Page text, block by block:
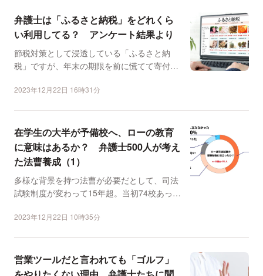
弁護士は「ふるさと納税」をどれくら
い利用してる？ アンケート結果より
節税対策として浸透している「ふるさと納
税」ですが、年末の期限を前に慌てて寄付を
2023年12月22日 16時31分
在学生の大半が予備校へ、ローの教育
に意味はあるか？ 弁護士500人が考え
た法曹養成（1）
多様な背景を持つ法曹が必要だとして、司法
試験制度が変わって15年超。当初74校あった
2023年12月22日 10時35分
営業ツールだと言われても「ゴルフ」